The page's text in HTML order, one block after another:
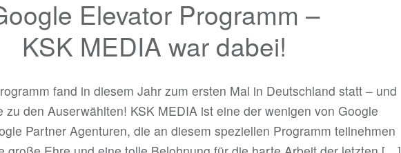
Elevator Programm –
KSK MEDIA war dabei!
fand in diesem Jahr zum ersten Mal in Deutschland statt – und
zu den Auserwählten! KSK MEDIA ist eine der wenigen von Google
Partner Agenturen, die an diesem speziellen Programm teilnehmen